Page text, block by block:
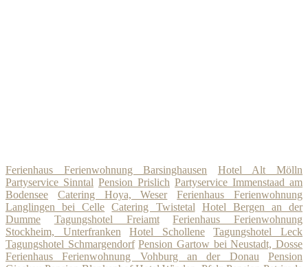
Ferienhaus Ferienwohnung Barsinghausen
Hotel Alt Mölln
Partyservice Sinntal Pension Prislich Partyservice Immenstaad am
Bodensee
Catering Hoya, Weser
Ferienhaus Ferienwohnung
Langlingen bei Celle
Catering Twistetal
Hotel Bergen an der
Dumme
Tagungshotel Freiamt
Ferienhaus Ferienwohnung
Stockheim, Unterfranken
Hotel Schollene
Tagungshotel Leck
Tagungshotel Schmargendorf Pension Gartow bei Neustadt, Dosse
Ferienhaus Ferienwohnung Vohburg an der Donau
Pension